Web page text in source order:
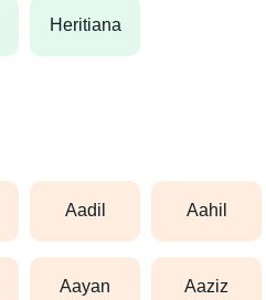
heritiana
aadil aahil
aayan aaziz